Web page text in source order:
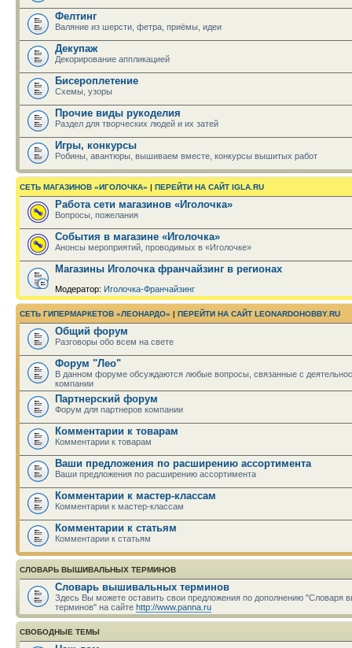
Фелтинг
Валяние из шерсти, фетра, приёмы, идеи
Декупаж
Декорирование аппликацией
Бисероплетение
Схемы, узоры
Прочие виды рукоделия
Раздел для творческих людей и их затей
Игры, конкурсы
Робины, авантюры, вышиваем вместе, конкурсы вышитых работ
СЕТЬ МАГАЗИНОВ «ИГОЛОЧКА» | ПЕРЕЙТИ НА САЙТ IGLA.RU
Работа сети магазинов «Иголочка»
Вопросы, пожелания
События в магазине «Иголочка»
Анонсы мероприятий, проводимых в «Иголочке»
Магазины Иголочка франчайзинг в регионах
Модератор: Иголочка-Франчайзинг
СЕТЬ ГИПЕРМАРКЕТОВ «ЛЕОНАРДО» | ПЕРЕЙТИ НА САЙТ LEONARDOHOBBY.RU
Общий форум
Разговоры обо всем на свете
Форум "Лео"
В данном форуме обсуждаются любые вопросы, связанные с
компании
Партнерский форум
Форум для партнеров компании
Комментарии к товарам
Комментарии к товарам
Ваши предложения по расширению ассортимента
Ваши предложения по расширению ассортимента
Комментарии к мастер-классам
Комментарии к мастер-классам
Комментарии к статьям
Комментарии к статьям
СЛОВАРЬ ВЫШИВАЛЬНЫХ ТЕРМИНОВ
Словарь вышивальных терминов
Здесь Вы можете оставить свои предложения по дополнению "Словаря
терминов" на сайте http://www.panna.ru
СВОБОДНЫЕ ТЕМЫ